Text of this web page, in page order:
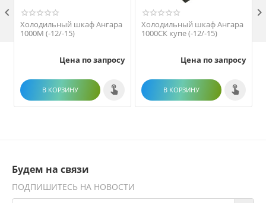
Холодильный шкаф Ангара
1000М (-12/-15)
Цена по запросу
В КОРЗИНУ
Холодильный шкаф Ангара
1000СК купе (-12/-15)
Цена по запросу
В КОРЗИНУ
 
Будем на связи
ПОДПИШИТЕСЬ НА НОВОСТИ